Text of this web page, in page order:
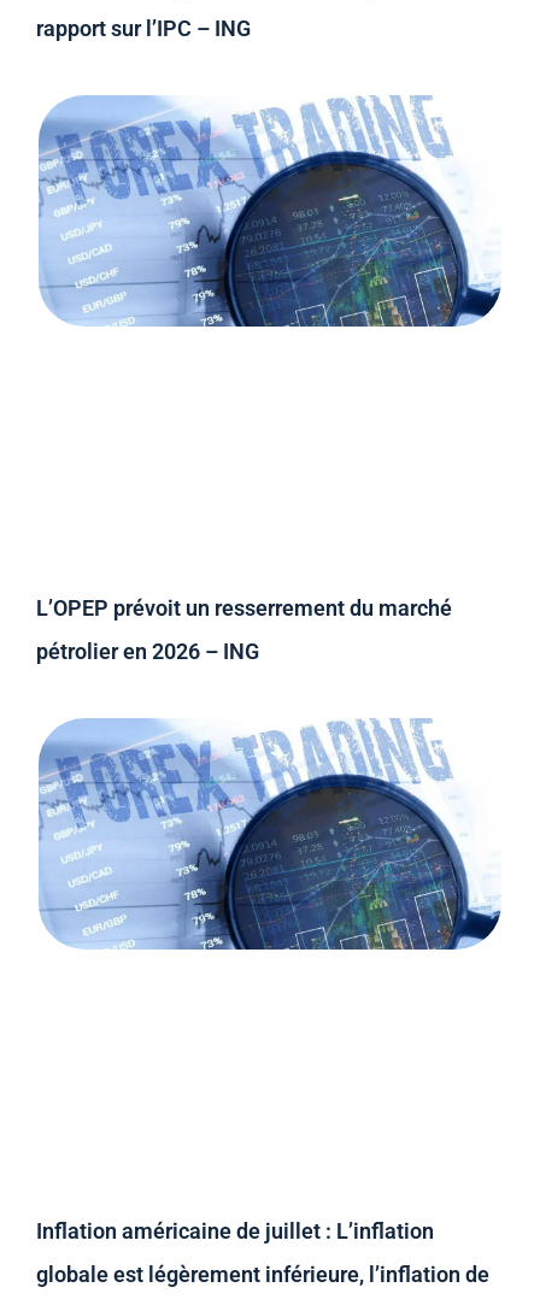
rapport sur l’IPC – ING
L’OPEP prévoit un resserrement du marché
pétrolier en 2026 – ING
Inflation américaine de juillet : L’inflation
globale est légèrement inférieure, l’inflation de